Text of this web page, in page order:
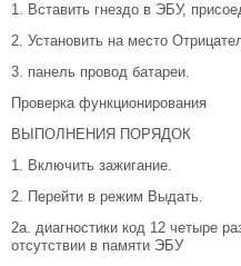
1. Вставить гнездо в ЭБУ,
2. Установить на место
3. панель провод батареи.
Проверка функционирования
ВЫПОЛНЕНИЯ ПОРЯДОК
1. Включить зажигание.
2. Перейти в режим Выдать.
2а. диагностики код 12 четыре
отсутствии в памяти ЭБУ